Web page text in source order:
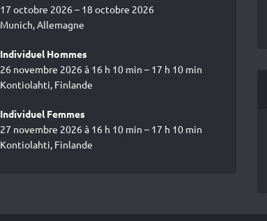
17 octobre 2026 – 18 octobre 2026
Munich, Allemagne
Individuel Hommes
26 novembre 2026 à 16 h 10 min – 17 h 10 min
Kontiolahti, Finlande
Individuel Femmes
27 novembre 2026 à 16 h 10 min – 17 h 10 min
Kontiolahti, Finlande